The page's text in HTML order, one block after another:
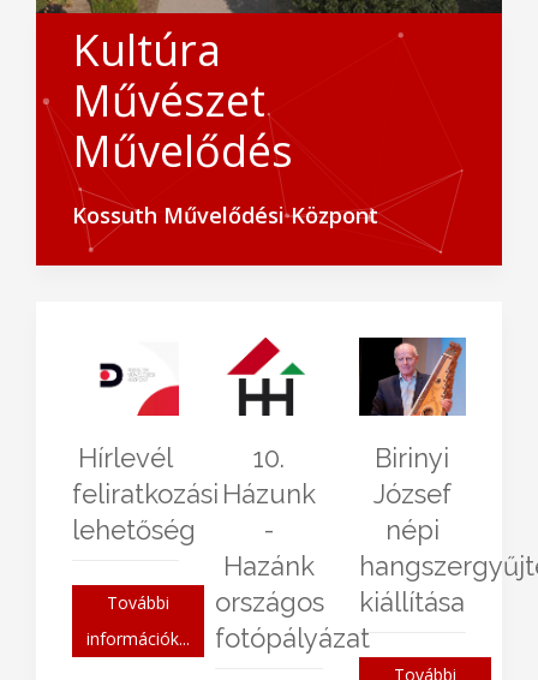
Kultúra
Művészet
Művelődés
Kossuth Művelődési Központ
Hírlevél
feliratkozási
lehetőség
További
információk...
10.
Házunk
-
Hazánk
országos
fotópályázat
Birinyi
József
népi
kiállítása
További